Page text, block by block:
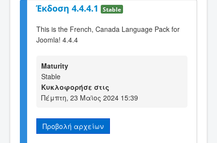
Έκδοση 4.4.4.1 Stable
This is the French, Canada Language Pack for
Joomla! 4.4.4
Maturity
Stable
Κυκλοφορήσε στις
Πέμπτη, 23 Μαϊος 2024 15:39
Προβολή αρχείων